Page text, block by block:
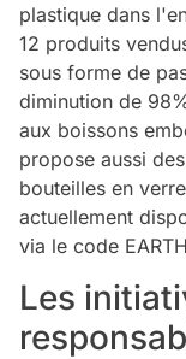
plastique dans
12 produits
sous forme de
diminution de
aux boissons
propose aussi
bouteilles en
actuellement
via le code
Les